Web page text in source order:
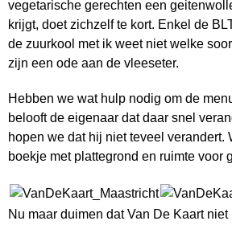
vegetarische gerechten een
krijgt, doet zichzelf te kort. Enkel de
de zuurkool met ik weet niet welke
zijn een ode aan de vleeseter.
Hebben we wat hulp nodig om de
belooft de eigenaar dat daar snel
hopen we dat hij niet teveel verandert.
boekje met plattegrond en ruimte voor
Nu maar duimen dat Van De Kaart niet